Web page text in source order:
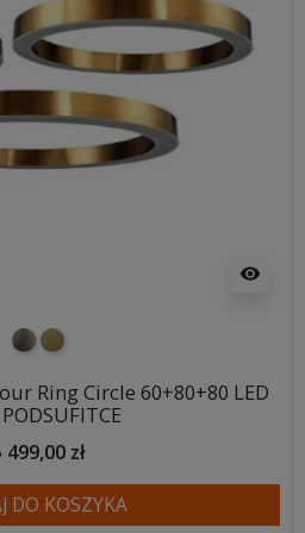
visibility
nikiel szczotkowany
mosiądz szczotkowany
Ring Circle 60+80+80 LED
499,00 zł
DO KOSZYKA